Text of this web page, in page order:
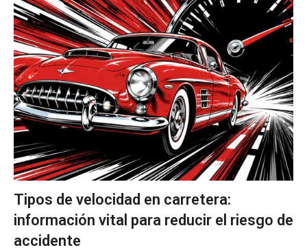
Tipos de velocidad en carretera:
información vital para reducir el riesgo de
accidente